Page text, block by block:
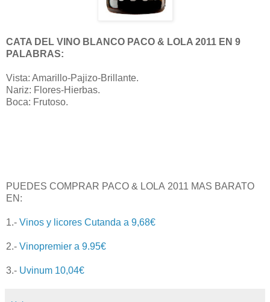
CATA DEL VINO BLANCO PACO & LOLA 2011 EN 9
PALABRAS:
Vista: Amarillo-Pajizo-Brillante.
Nariz: Flores-Hierbas.
Boca: Frutoso.
PUEDES COMPRAR PACO & LOLA 2011 MAS BARATO
EN:
1.- Vinos y licores Cutanda a 9,68€
2.- Vinopremier a 9.95€
3.- Uvinum 10,04€